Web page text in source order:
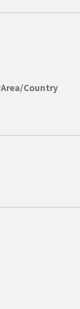
Area/Country